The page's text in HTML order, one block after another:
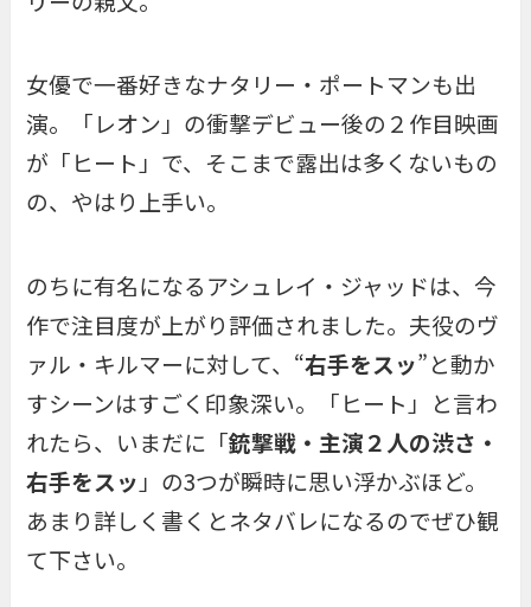
女優で一番好きなナタリー・ポートマンも出
演。「レオン」の衝撃デビュー後の２作目映画
が「ヒート」で、そこまで露出は多くないもの
の、やはり上手い。
のちに有名になるアシュレイ・ジャッドは、今
作で注目度が上がり評価されました。夫役のヴ
ァル・キルマーに対して、“右手をスッ”と動か
すシーンはすごく印象深い。「ヒート」と言わ
れたら、いまだに「銃撃戦・主演２人の渋さ・
右手をスッ 」の3つが瞬時に思い浮かぶほど。
あまり詳しく書くとネタバレになるのでぜひ観
て下さい。